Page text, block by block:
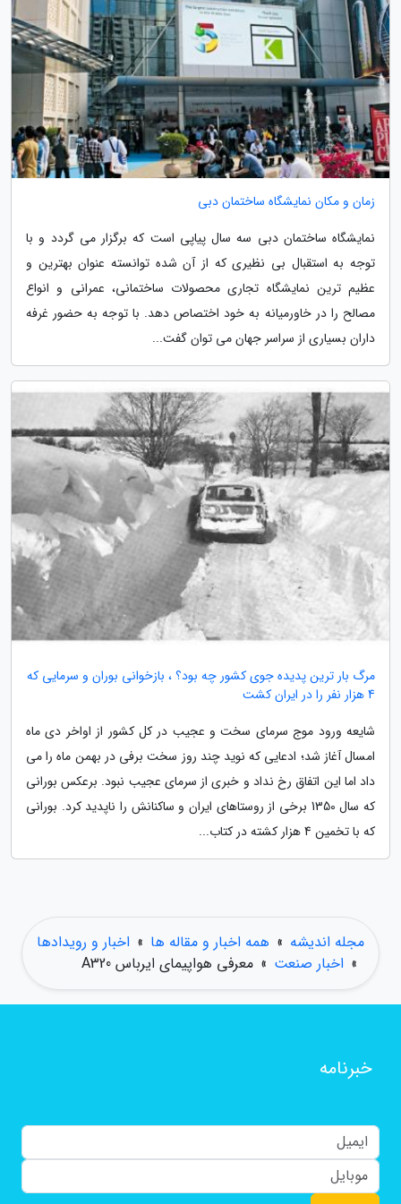
زمان و مکان نمایشگاه ساختمان دبی
نمایشگاه ساختمان دبی سه سال پیاپی است که برگزار می گردد و با
توجه به استقبال بی نظیری که از آن شده توانسته عنوان بهترین و
عظیم ترین نمایشگاه تجاری محصولات ساختمانی، عمرانی و انواع
مصالح را در خاورمیانه به خود اختصاص دهد. با توجه به حضور غرفه
داران بسیاری از سراسر جهان می توان گفت...
مرگ بار ترین پدیده جوی کشور چه بود؟ ، بازخوانی بوران و سرمایی که
4 هزار نفر را در ایران کشت
شایعه ورود موج سرمای سخت و عجیب در کل کشور از اواخر دی ماه
امسال آغاز شد؛ ادعایی که نوید چند روز سخت برفی در بهمن ماه را می
داد اما این اتفاق رخ نداد و خبری از سرمای عجیب نبود. برعکس بورانی
که سال 1350 برخی از روستاهای ایران و ساکنانش را ناپدید کرد. بورانی
که با تخمین 4 هزار کشته در کتاب...
مجله اندیشه » همه اخبار و مقاله ها » اخبار و رویدادها
» اخبار صنعت » معرفی هواپیمای ایرباس A320
خبرنامه